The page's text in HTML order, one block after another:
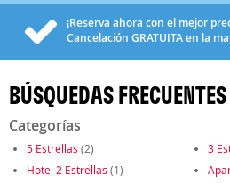
¡Reserva ahora con el mejor
Cancelación GRATUITAen la
BÚSQUEDAS
Categorías
5 Estrellas (2) 3
Hotel 2 Estrellas (1)